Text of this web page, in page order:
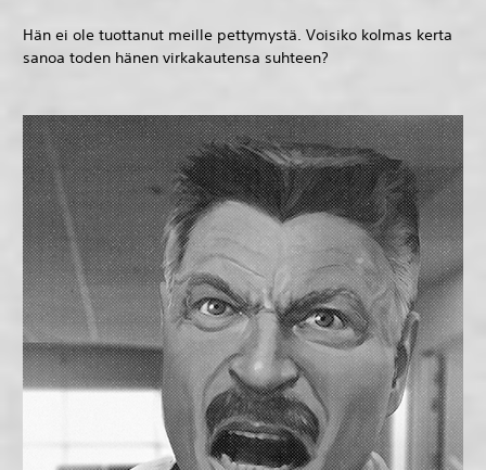
Hän ei ole tuottanut meille pettymystä. Voisiko kolmas kerta
sanoa toden hänen virkakautensa suhteen?